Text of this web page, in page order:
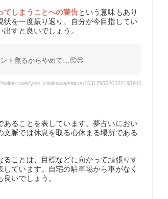
てしまうことへの警告という意味もあり
を一度振り返り、自分が今目指してい
すと良いでしょう。
ト焦るからやめて…🥺🥺
twitter.com/yoki_kimizawa/status/1631795526332198913
あることを表しています。夢占いにおい
脈では休息を取る心休まる場所である
ことは、目標などに向かって頑張りす
ています。自宅の駐車場から車がなく
いでしょう。